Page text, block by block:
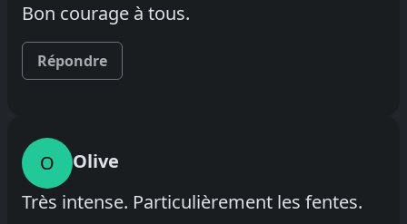
Bon courage à tous.
Répondre
O
Olive
Très intense. Particulièrement les fentes.